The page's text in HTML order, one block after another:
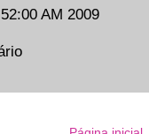
AM 2009